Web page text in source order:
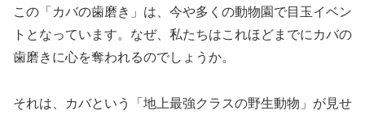
この「カバの歯磨き」は、今や多くの動物園で目玉イベン
トとなっています。なぜ、私たちはこれほどまでにカバの
歯磨きに心を奪われるのでしょうか。
それは、カバという「地上最強クラスの野生動物」が見せ